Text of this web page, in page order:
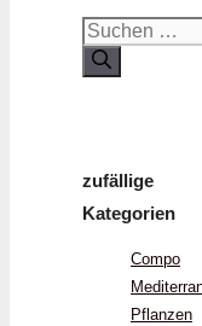
Suchen
nach:
zufällige
Kategorien
Compo
Pflanzen